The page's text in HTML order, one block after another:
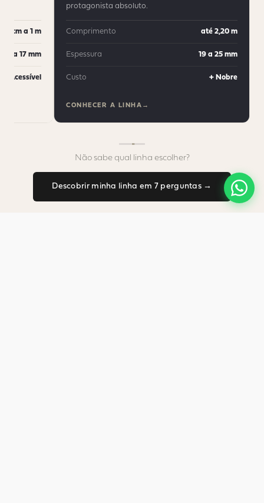
30 cm a 1 m
12 a 17 mm
+ Acessível
protagonista absoluto.
Comprimento até 2,20 m
Espessura 19 a 25 mm
Custo + Nobre
CONHECER A LINHA
Não sabe qual linha escolher?
Descobrir minha linha em 7 perguntas →